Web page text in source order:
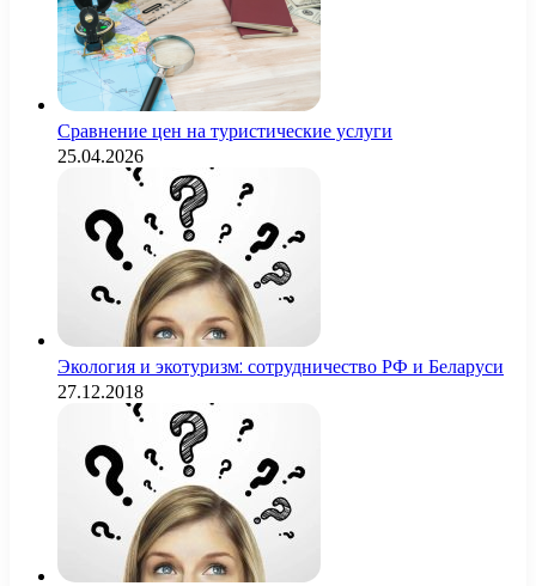
Сравнение цен на туристические услуги
25.04.2026
Экология и экотуризм: сотрудничество РФ и Беларуси
27.12.2018